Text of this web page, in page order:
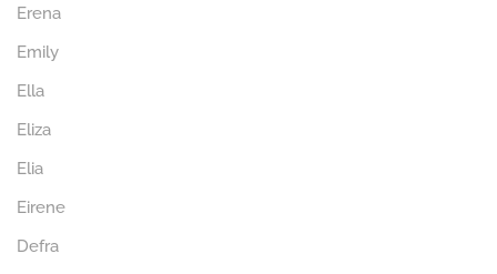
Erena
Emily
Ella
Eliza
Elia
Eirene
Defra